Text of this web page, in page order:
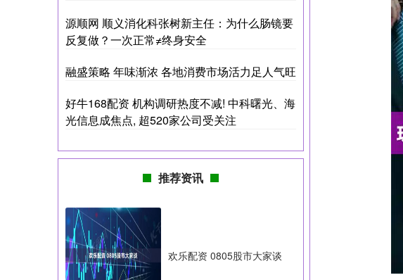
源顺网 顺义消化科张树新主任：为什么肠镜要
反复做？一次正常≠终身安全
融盛策略 年味渐浓 各地消费市场活力足人气旺
好牛168配资 机构调研热度不减! 中科曙光、海
光信息成焦点, 超520家公司受关注
推荐资讯
欢乐配资 0805股市大家谈